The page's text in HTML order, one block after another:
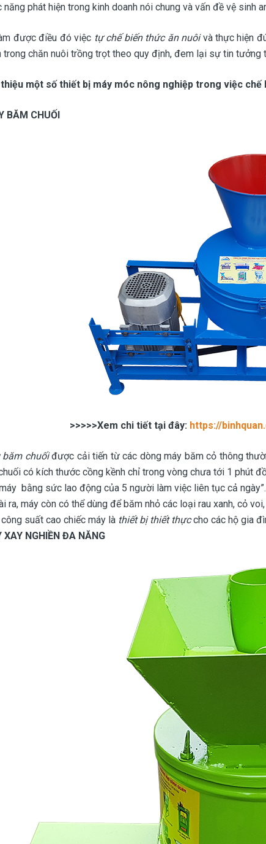
năng phát hiện trong kinh doanh nói chung và vấn đề vệ sinh
được điều đó việc tự chế biến thức ăn nuôivà thực hiện
trong chăn nuôi trồng trọt theo quy định, đem lại sự tin
thiệu một số thiết bị máy móc nông nghiệp trong việc chế
BĂM CHUỐI
>>>>>Xem chi tiết tại đây: https://
băm chuốiđược cải tiến từ các dòng máy băm cỏ thông
có kích thước cồng kềnh chỉ trong vòng chưa tới 1 phút
bằng sức lao động của 5 người làm việc liên tục cả ngày”.
ra, máy còn có thể dùng để băm nhỏ các loại rau xanh, cỏ
suất cao chiếc máy là thiết bị thiết thựccho các hộ gia
XAY NGHIỀN ĐA NĂNG